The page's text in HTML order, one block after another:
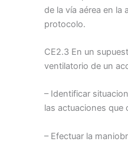
de la vía aérea en la
protocolo.
CE2.3 En un
ventilatorio de un
– Identificar
las actuaciones que
– Efectuar la